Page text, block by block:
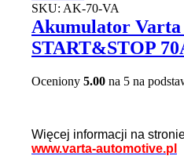
SKU: AK-70-VA
Akumulator
START&STOP
Oceniony 5.00 na 5 na
Więcej informacji na
www.varta-automotive.pl